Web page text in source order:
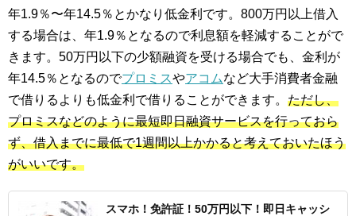
年1.9％〜年14.5％とかなり低金利です。800万円以上借入
する場合は、年1.9％となるので利息額を軽減することがで
きます。50万円以下の少額融資を受ける場合でも、金利が
年14.5％となるのでプロミスやアコムなど大手消費者金融
で借りるよりも低金利で借りることができます。 ただし、
プロミスなどのように最短即日融資サービスを行っておら
ず、借入までに最低で1週間以上かかると考えておいたほう
がいいです。
スマホ！免許証！50万円以下！即日キャッシ